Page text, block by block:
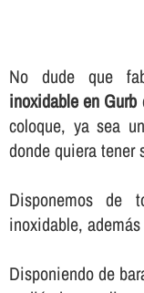
No dude que
inoxidable en Gurb
coloque, ya sea
donde quiera tener
Disponemos de
inoxidable,
Disponiendo de